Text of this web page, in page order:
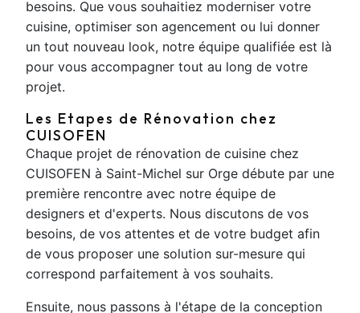
besoins. Que vous souhaitiez moderniser votre
cuisine, optimiser son agencement ou lui donner
un tout nouveau look, notre équipe qualifiée est là
pour vous accompagner tout au long de votre
projet.
Les Etapes de Rénovation chez
CUISOFEN
Chaque projet de rénovation de cuisine chez
CUISOFEN à Saint-Michel sur Orge débute par une
première rencontre avec notre équipe de
designers et d'experts. Nous discutons de vos
besoins, de vos attentes et de votre budget afin
de vous proposer une solution sur-mesure qui
correspond parfaitement à vos souhaits.
Ensuite, nous passons à l'étape de la conception